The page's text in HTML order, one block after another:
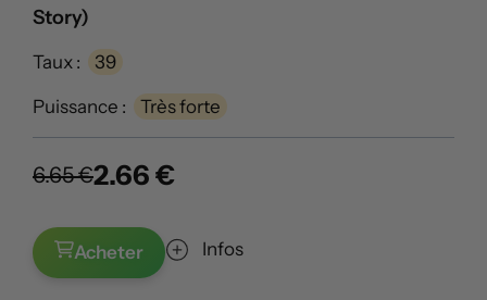
Story)
Taux : 39
Puissance : Très forte
6.65 €2.66 €
Acheter Infos